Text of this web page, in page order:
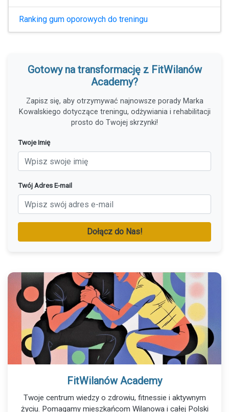
Ranking gum oporowych do treningu
Gotowy na transformację z FitWilanów
Academy?
Zapisz się, aby otrzymywać najnowsze porady Marka
Kowalskiego dotyczące treningu, odżywiania i rehabilitacji
prosto do Twojej skrzynki!
Twoje Imię
Twój Adres E-mail
Dołącz do Nas!
FitWilanów Academy
Twoje centrum wiedzy o zdrowiu, fitnessie i aktywnym
życiu. Pomagamy mieszkańcom Wilanowa i całej Polski